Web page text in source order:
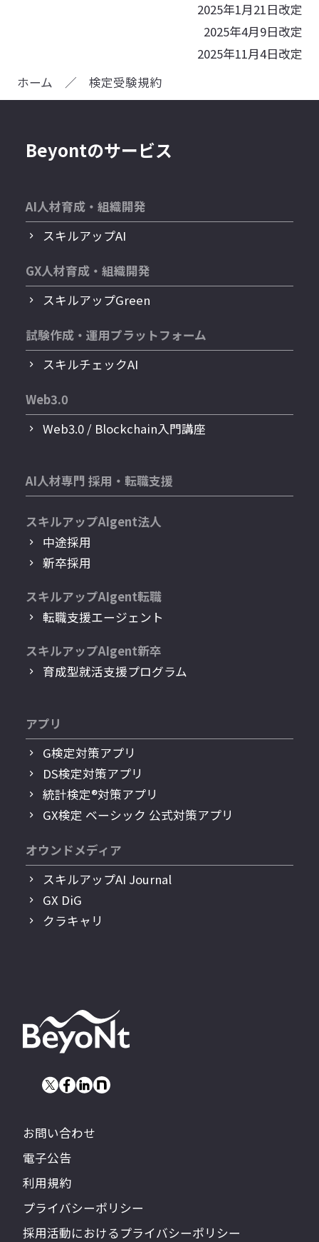
2025年1月21日改定
2025年4月9日改定
2025年11月4日改定
ホーム ／ 検定受験規約
Beyontのサービス
AI人材育成・組織開発
スキルアップAI
GX人材育成・組織開発
スキルアップGreen
試験作成・運用プラットフォーム
スキルチェックAI
Web3.0
Web3.0 / Blockchain入門講座
AI人材専門 採用・転職支援
スキルアップAIgent法人
中途採用
新卒採用
スキルアップAIgent転職
転職支援エージェント
スキルアップAIgent新卒
育成型就活支援プログラム
アプリ
G検定対策アプリ
DS検定対策アプリ
統計検定®︎対策アプリ
GX検定 ベーシック 公式対策アプリ
オウンドメディア
スキルアップAI Journal
GX DiG
クラキャリ
お問い合わせ
電子公告
利用規約
プライバシーポリシー
採用活動におけるプライバシーポリシー